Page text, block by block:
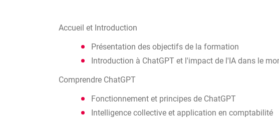
Accueil et Introduction
Présentation des objectifs de la formation
Introduction à ChatGPT et l'impact de l'IA dans le
Comprendre ChatGPT
Fonctionnement et principes de ChatGPT
Intelligence collective et application en comptabilité